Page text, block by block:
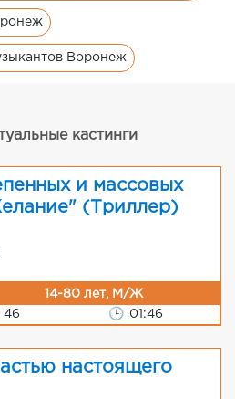
Воронеж
кастинги
и массовых
(Триллер)
14-80 лет, М/Ж
46 🕒 01:46
настоящего